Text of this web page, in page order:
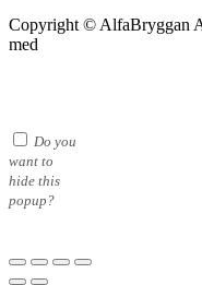
Copyright © AlfaBryggan
med
Do you
want to
hide this
popup?